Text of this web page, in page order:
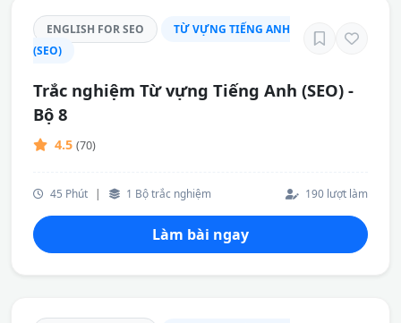
ENGLISH FOR SEO
TỪ VỰNG TIẾNG ANH
(SEO)
Trắc nghiệm Từ vựng Tiếng Anh (SEO) -
Bộ 8
4.5 (70)
45 Phút | 1 Bộ trắc nghiệm 190 lượt làm
Làm bài ngay